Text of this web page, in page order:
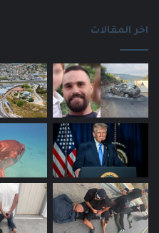
اخر المقالات